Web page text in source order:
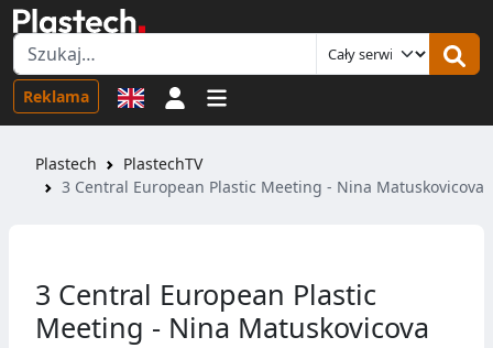
Reklama Logowanie
Plastech
PlastechTV
3 Central European Plastic Meeting - Nina Matuskovicova
3 Central European Plastic
Meeting - Nina Matuskovicova